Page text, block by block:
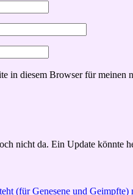
in diesem Browser für meinen
nicht da. Ein Update könnte
(für Genesene und